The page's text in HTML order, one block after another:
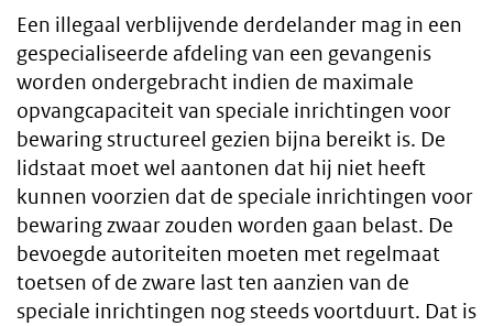
Een illegaal verblijvende derdelander mag in een
gespecialiseerde afdeling van een gevangenis
worden ondergebracht indien de maximale
opvangcapaciteit van speciale inrichtingen voor
bewaring structureel gezien bijna bereikt is. De
lidstaat moet wel aantonen dat hij niet heeft
kunnen voorzien dat de speciale inrichtingen voor
bewaring zwaar zouden worden gaan belast. De
bevoegde autoriteiten moeten met regelmaat
toetsen of de zware last ten aanzien van de
speciale inrichtingen nog steeds voortduurt. Dat is